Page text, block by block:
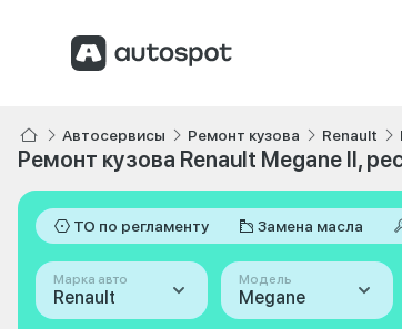
Автосервисы Ремонт кузова Renault
Ремонт кузова Renault Megane II,
ТО по регламенту Замена масла
Марка авто
Renault
Модель
Megane